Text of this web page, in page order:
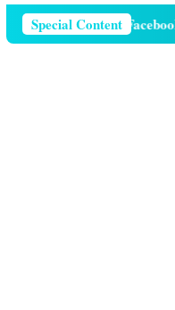
Special Content
Di Facebook